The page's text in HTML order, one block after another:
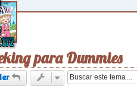
para Dummies